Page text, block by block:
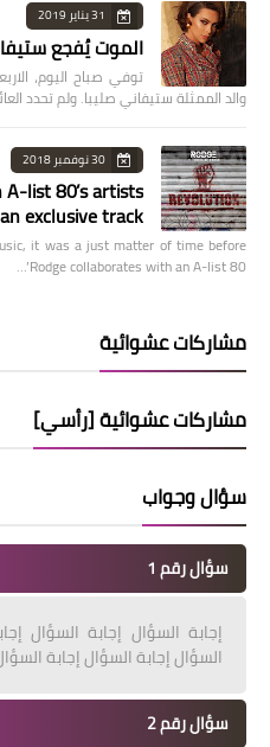
31 يناير 2019
الموت يُفجع
والد الممثلة ستيفاني صليبا. ولم تحدد
30 نوفمبر 2018
list 80’s artists
exclusive track!
it was a just matter of time before
Rodge collaborates with an A-list 80’…
مشاركات عشوائية
مشاركات عشوائية [رأسي]
سؤال وجواب
سؤال رقم 1
إجابة السؤال إجابة السؤال
السؤال إجابة السؤال إجابة
سؤال رقم 2